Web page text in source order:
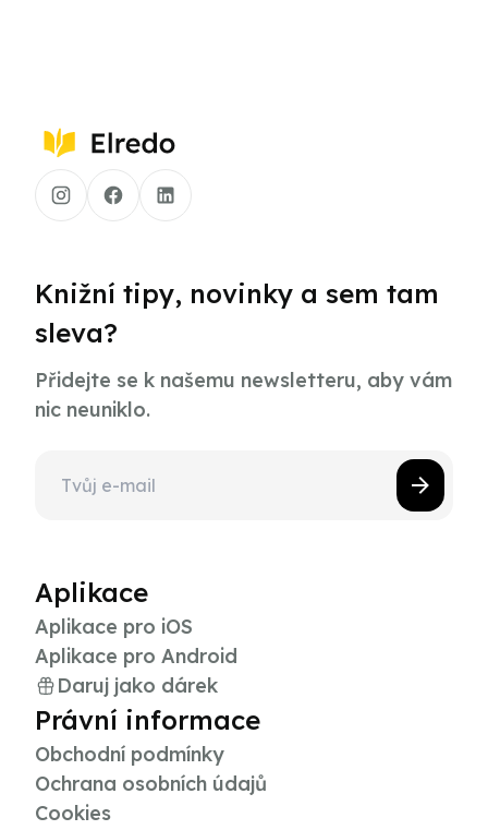
Knižní tipy, novinky a sem tam
sleva?
Přidejte se k našemu newsletteru, aby vám
nic neuniklo.
Aplikace
Aplikace pro iOS
Aplikace pro Android
Daruj jako dárek
Právní informace
Obchodní podmínky
Ochrana osobních údajů
Cookies